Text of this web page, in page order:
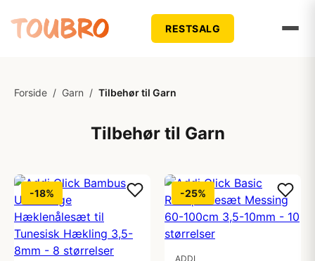
RESTSALG
Forside / Garn / Tilbehør til Garn
Tilbehør til Garn
-18% -25%
ADDI